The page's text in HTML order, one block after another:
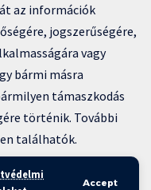
Accept
az információk
jogszerűségére,
vagy
bármi másra
támaszkodás
történik. További
találhatók.